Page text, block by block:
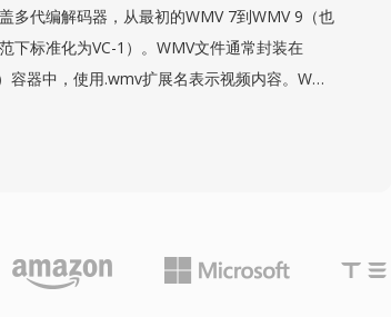
多代编解码器，从最初的WMV 7到WMV 9（也
下标准化为VC-1）。WMV文件通常封装在
容器中，使用.wmv扩展名表示视频内容。WMV
期H.264实现相当，以适中的比特率提供良好的
（用于自适应流媒体）以及通过Windows
字版权管理等功能。Silverlight平台也使用WMV